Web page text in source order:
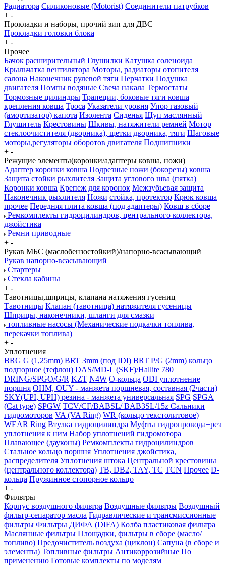
Радиатора Силиконовые (Motorist) Соединители патрубков
+ -
Прокладки и наборы, прочий зип для ДВС
Прокладки головки блока
+ -
Прочее
Бачок расширительный Глушилки Катушка соленоида
Крыльчатка вентилятора Моторы, радиаторы отопителя
салона Наконечник рулевой тяги Перчатки Подушка
двигателя Помпы водяные Свеча накала Термостаты
Тормозные цилиндры Трапеции, боковые тяги ковша
крепления ковша Троса Указатели уровня Упор газовый
(амортизатор) капота Изолента Сиденья Щуп маслянный
Глушитель Крестовины Шкивы, натяжители ремней Мотор
стеклоочистителя (дворника), щетки дворника, тяги Шаговые
моторы,регуляторы оборотов двигателя Подшипники
+ -
Режущие элементы(коронки/адаптеры ковша, ножи)
Адаптер коронки ковша Подрезные ножи (бокорезы) ковша
Защита стойки рыхлителя Защита углового шва (пятка)
Коронки ковша Крепеж для коронок Межзубьевая защита
Наконечник рыхлителя Ножи стойка, протектор Крюк ковша
прочее Передняя плита ковша (под адаптеры) Ковш в сборе
Ремкомплекты гидроцилиндров, центрального коллектора,
джойстика
Ремни приводные
+ -
Рукав МБС (маслобензостойкий)/напорно-всасывающий
Рукав напорно-всасывающий
Стартеры
Стекла кабины
+ -
Тавотницы,шприцы, клапана натяжения гусениц
Тавотницы Клапан (тавотница) натяжителя гусеницы
Шприцы, наконечники, шланги для смазки
топливные насосы (Механические подкачки топлива,
перекачки топлива)
+ -
Уплотнения
BRG G (1,25mm) BRT 3mm (под IDI) BRT P/G (2mm) кольцо
подпорное (тефлон) DAS/MD-L (SKF)/Hallite 780
DRING/SPGO/G/R KZT N4W O-кольца ODI уплотнение
поршня OHM, OUY - манжета поршневая, составная (2части)
SKY(UPI, UPH) резина - манжета универсальная SPG SPGA
(Cat type) SPGW TCV/CF/BABSL/ BAB3SL/15z Сальники
гидромоторов VA (VA Ring) WR (кольцо текстолитовое)
WEAR Ring Втулка гидроцилиндра Муфты гидропровода+рез
уплотнения к ним Набор уплотнений гидромотора
Плавающее (дауконы) Ремкомплекты гидроцилиндров
Стальное кольцо поршня Уплотнения джойстика,
распределителя Уплотнения штока Центральной крестовины
(центрального коллектора) TB, DB2, TAY, TC TCN Прочее D-
кольца Пружинное стопорное кольцо
+ -
Фильтры
Корпус воздушного фильтра Воздушные фильтры Воздушный
фильтр-сепаратор масла Гидравлические и трансмиссионные
фильтры Фильтры ДИФА (DIFA) Колба пластиковая фильтра
Маслянные фильтры Площадки, фильтры в сборе (масло/
топливо) Предочиститель воздуха (циклон) Сапуна (в сборе и
элементы) Топливные фильтры Антикоррозийные По
применению Готовые комплекты по моделям